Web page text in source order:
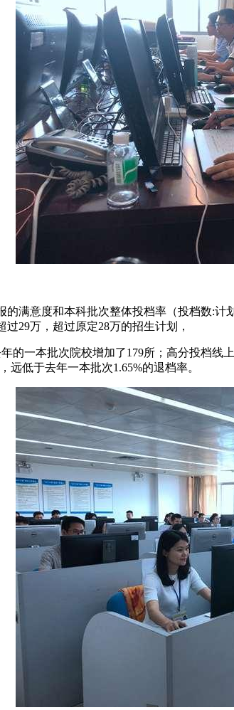
满意度和本科批次整体投档率（投档数:计
29万，超过原定28万的招生计划，
的一本批次院校增加了179所；高分投档
远低于去年一本批次1.65%的退档率。